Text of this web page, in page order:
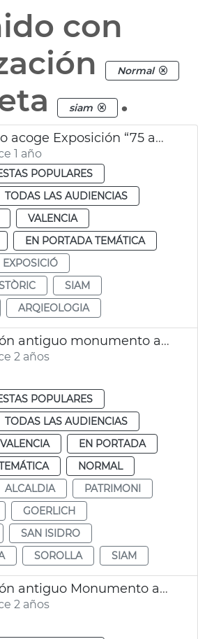
con
Normal
siam .
Ayuntamiento acoge Exposición “75 anys, 75 peces. Una mirada a la història del SIAM”
1 año
POPULARES
TODAS LAS AUDIENCIAS
VALENCIA
EN PORTADA TEMÁTICA
EXPOSICIÓ
SIAM
ARQIEOLOGIA
Reconstrucción antiguo monumento a Sorolla
2 años
POPULARES
TODAS LAS AUDIENCIAS
VALENCIA
EN PORTADA
NORMAL
ALCALDIA
PATRIMONI
GOERLICH
SAN ISIDRO
SOROLLA SIAM
Reconstrucción antiguo Monumento a Sorolla
2 años